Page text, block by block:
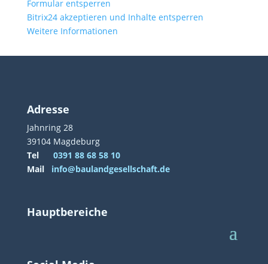
Formular entsperren
Bitrix24 akzeptieren und Inhalte entsperren
Weitere Informationen
Adresse
Jahnring 28
39104 Magdeburg
Tel
0391 88 68 58 10
Mail info@baulandgesellschaft.de
Hauptbereiche